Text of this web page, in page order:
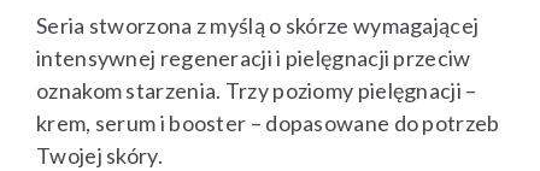
Seria stworzona z myślą o skórze wymagającej
intensywnej regeneracji i pielęgnacji przeciw
oznakom starzenia. Trzy poziomy pielęgnacji –
krem, serum i booster – dopasowane do potrzeb
Twojej skóry.